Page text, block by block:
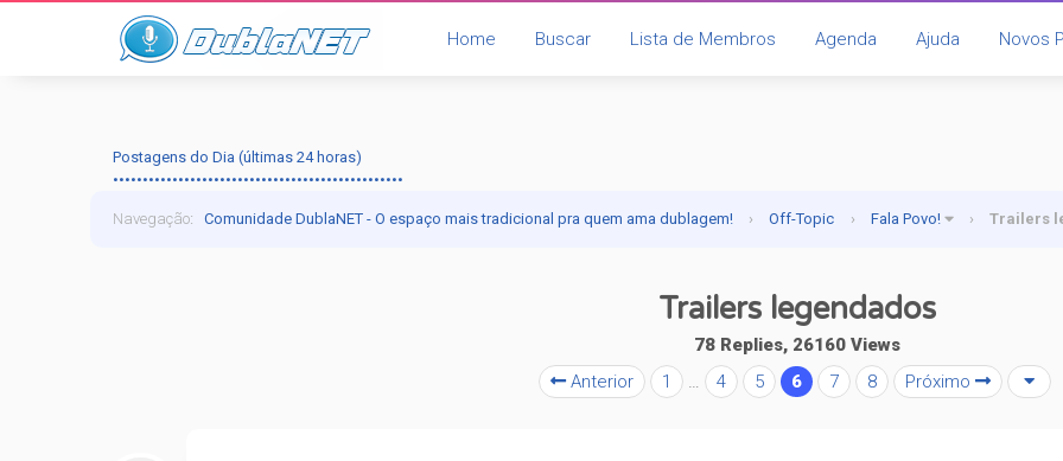
Home Buscar Lista de Membros Agenda Ajuda Novos
Postagens do Dia (últimas 24 horas)
•••••••••••••••••••••••••••••••••••••••••••••••••
Navegação:Comunidade DublaNET - O espaço mais tradicional pra quem ama dublagem! › Off-Topic › Fala Povo! › Trailers
Trailers legendados
78 Replies, 26160 Views
Anterior
1 … 4 5 6 7 8 Próximo